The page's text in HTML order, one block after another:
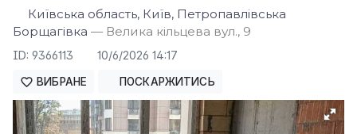
Київська область, Київ, Петропавлівська
Борщагівка — Велика кільцева вул., 9
ID: 9366113 10/6/2026 14:17
ВИБРАНЕ ПОСКАРЖИТИСЬ